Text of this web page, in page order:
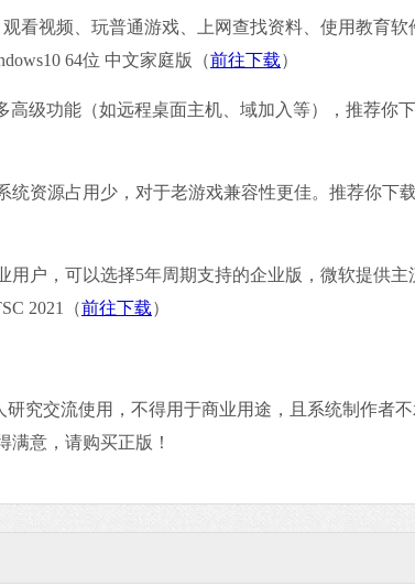
视频、玩普通游戏、上网查找资料、使用教育软
64位 中文家庭版（前往下载）
级功能（如远程桌面主机、域加入等），推荐你
资源占用少，对于老游戏兼容性更佳。推荐你下
户，可以选择5年周期支持的企业版，微软提供主
2021（前往下载）
究交流使用，不得用于商业用途，且系统制作者
满意，请购买正版！